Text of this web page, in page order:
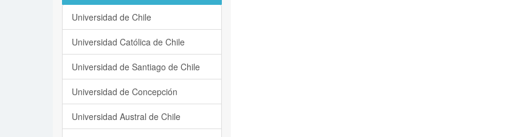
Universidad de Chile
Universidad Católica de Chile
Universidad de Santiago de Chile
Universidad de Concepción
Universidad Austral de Chile